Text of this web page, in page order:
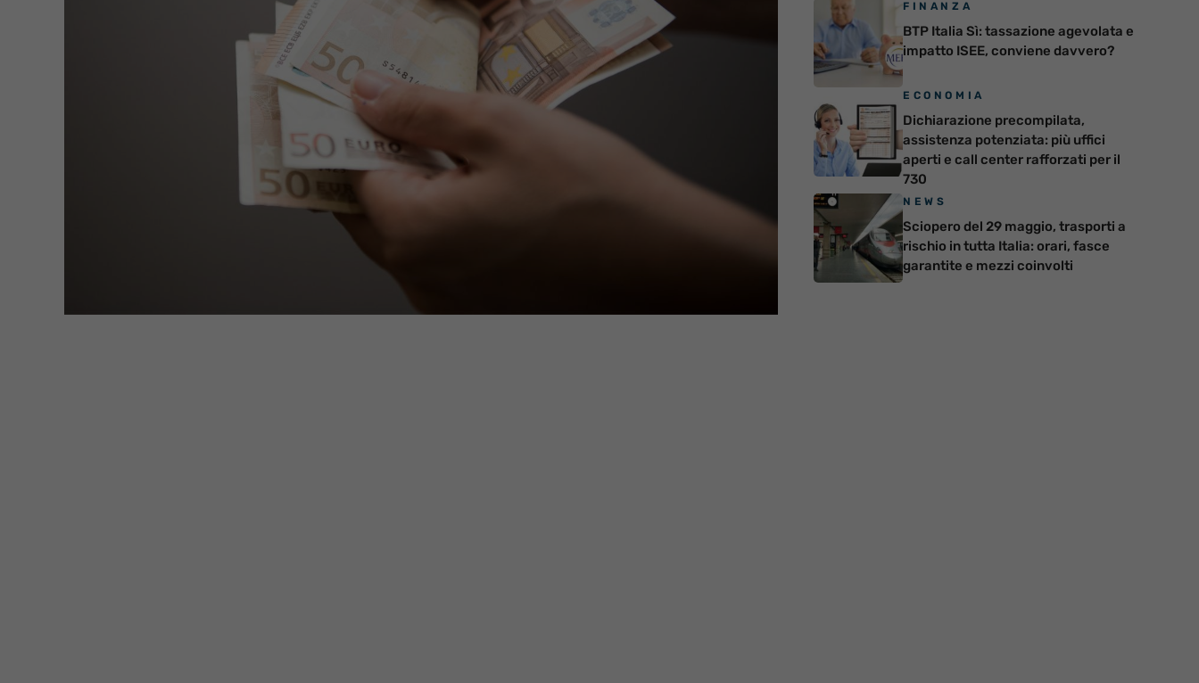
FINANZA
BTP Italia Sì: tassazione agevolata e
impatto ISEE, conviene davvero?
ECONOMIA
Dichiarazione precompilata,
assistenza potenziata: più uffici
aperti e call center rafforzati per il
730
NEWS
Sciopero del 29 maggio, trasporti a
rischio in tutta Italia: orari, fasce
garantite e mezzi coinvolti